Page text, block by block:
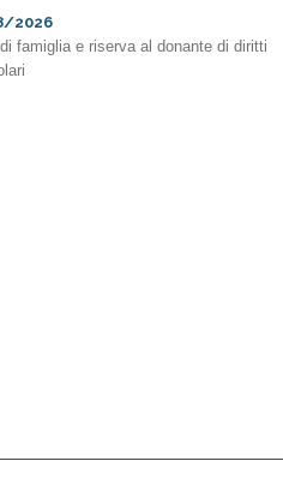
2026
famiglia e riserva al donante di diritti